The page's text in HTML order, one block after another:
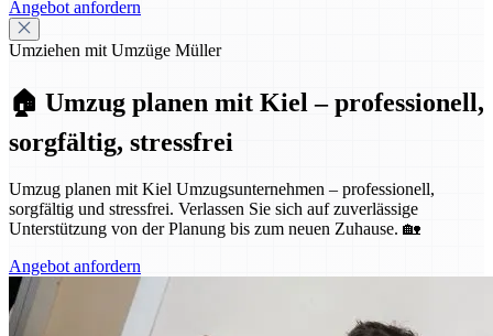
Angebot anfordern
Umziehen mit Umzüge Müller
🏠 Umzug planen mit Kiel – professionell,
sorgfältig, stressfrei
Umzug planen mit Kiel Umzugsunternehmen – professionell,
sorgfältig und stressfrei. Verlassen Sie sich auf zuverlässige
Unterstützung von der Planung bis zum neuen Zuhause. 🏡
Angebot anfordern